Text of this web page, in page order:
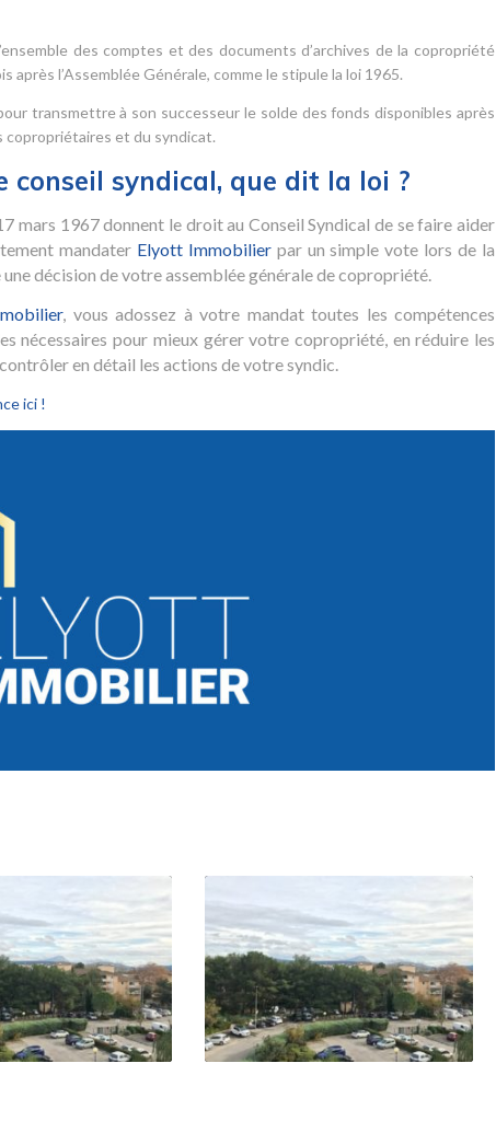
des comptes et des documents d’archives de la copropriété
après l’Assemblée Générale, comme le stipule la loi 1965.
transmettre à son successeur le solde des fonds disponibles après
copropriétaires et du syndicat.
conseil syndical, que dit la loi ?
mars 1967 donnent le droit au Conseil Syndical de se faire aider
mandater Elyott Immobilierpar un simple vote lors de la
décision de votre assemblée générale de copropriété.
, vous adossez à votre mandat toutes les compétences
nécessaires pour mieux gérer votre copropriété, en réduire les
en détail les actions de votre syndic.
ici !